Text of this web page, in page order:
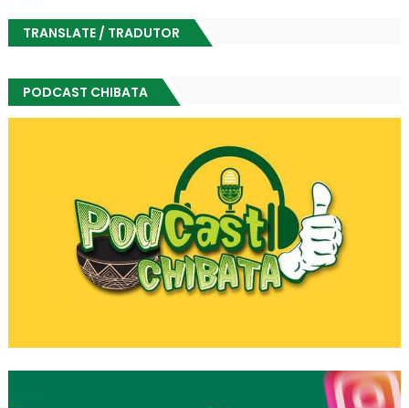
TRANSLATE / TRADUTOR
PODCAST CHIBATA